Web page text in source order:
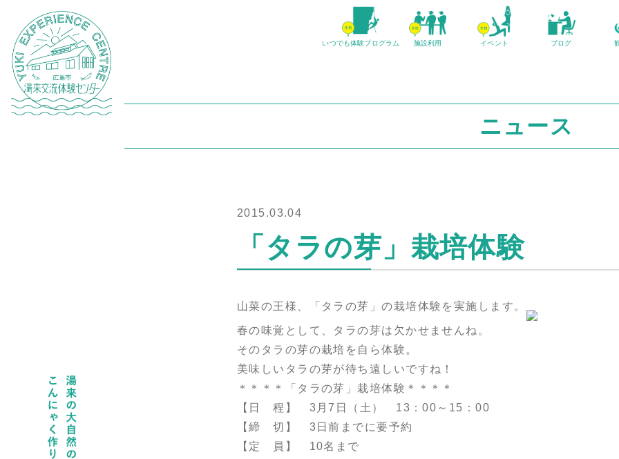
いつでも体験プログラム 施設利用 イベント ブログ
ニュース
2015.03.04
「タラの芽」栽培体験
山菜の王様、「タラの芽」の栽培体験を実施します。
春の味覚として、タラの芽は欠かせませんね。
そのタラの芽の栽培を自ら体験。
美味しいタラの芽が待ち遠しいですね！
＊＊＊＊「タラの芽」栽培体験＊＊＊＊
【日 程】 3月7日（土） 13：00～15：00
【締 切】 3日前までに要予約
【定 員】 10名まで